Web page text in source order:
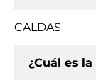
CALDAS
¿Cuál es